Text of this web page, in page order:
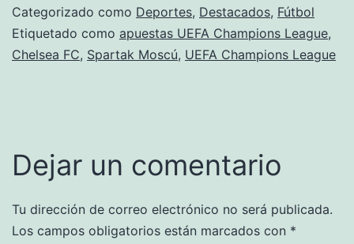
Categorizado como Deportes, Destacados, Fútbol
Etiquetado como apuestas UEFA Champions League,
Chelsea FC, Spartak Moscú, UEFA Champions League
Dejar un comentario
Tu dirección de correo electrónico no será publicada.
Los campos obligatorios están marcados con *